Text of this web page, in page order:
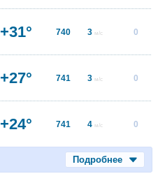
+31° 740 3 м/с 0
+27° 741 3 м/с 0
+24° 741 4 м/с 0
Подробнее